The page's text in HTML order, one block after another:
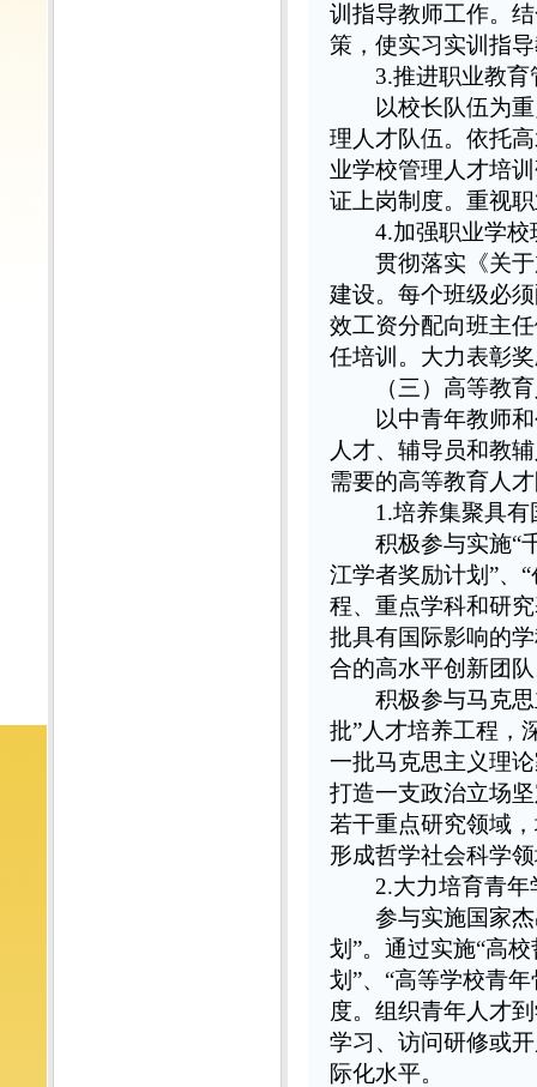
训指导教师工作。
策，使实习实训指
3.推进职业教
以校长队伍为重
理人才队伍。依托
业学校管理人才培
证上岗制度。重视
4.加强职业学
贯彻落实《关于
建设。每个班级必
效工资分配向班主
任培训。大力表彰
（三）高等教
以中青年教师和
人才、辅导员和教
需要的高等教育人
1.培养集聚具
积极参与实施“千
江学者奖励计划”、
程、重点学科和研
批具有国际影响的
合的高水平创新团
积极参与马克思
批”人才培养工程，
一批马克思主义理
打造一支政治立场
若干重点研究领域
形成哲学社会科学
2.大力培育青
参与实施国家杰
划”。通过实施“高
划”、“高等学校青
度。组织青年人才
学习、访问研修或
际化水平。